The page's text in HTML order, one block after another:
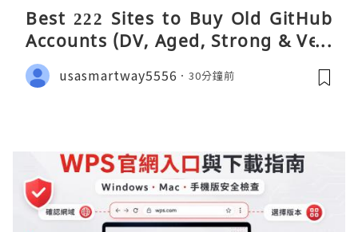
Best 222 Sites to Buy Old GitHub
Accounts (DV, Aged, Strong & Veri
fied)
usasmartway5556 30分鐘前